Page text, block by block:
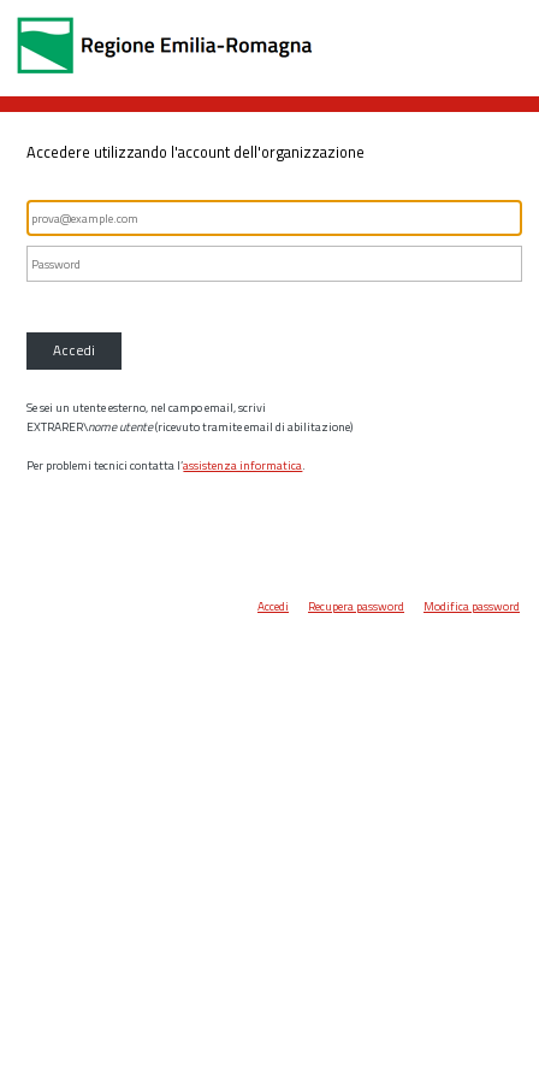
Accedere utilizzando l'account dell'organizzazione
Accedi
Se sei un utente esterno, nel campo email, scrivi
EXTRARER\nome utente(ricevuto tramite email di abilitazione)
Per problemi tecnici contatta l’assistenza informatica.
Accedi Recupera password Modifica password